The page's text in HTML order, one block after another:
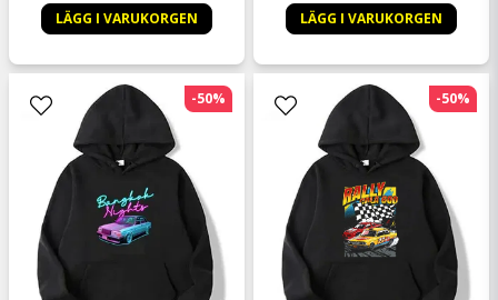
LÄGG I VARUKORGEN LÄGG I VARUKORGEN
-50% -50%